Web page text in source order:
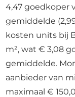
4,47 goedkoper
gemiddelde
kosten units bij
m², wat € 3,08
gemiddelde.
aanbieder van
maximaal €